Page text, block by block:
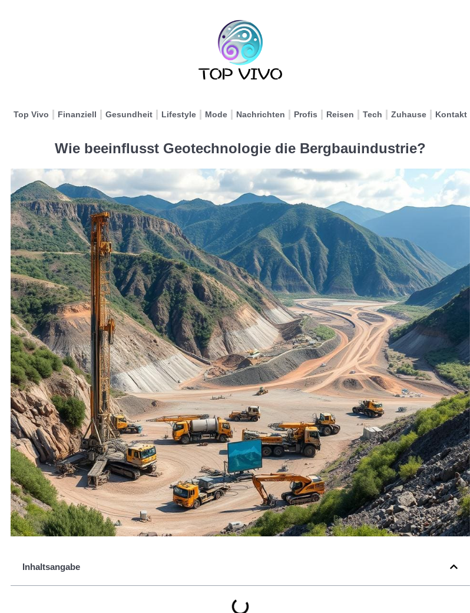
Top Vivo Finanziell Gesundheit Lifestyle Mode Nachrichten Profis Reisen Tech Zuhause Kontakt
Wie beeinflusst Geotechnologie die Bergbauindustrie?
Inhaltsangabe